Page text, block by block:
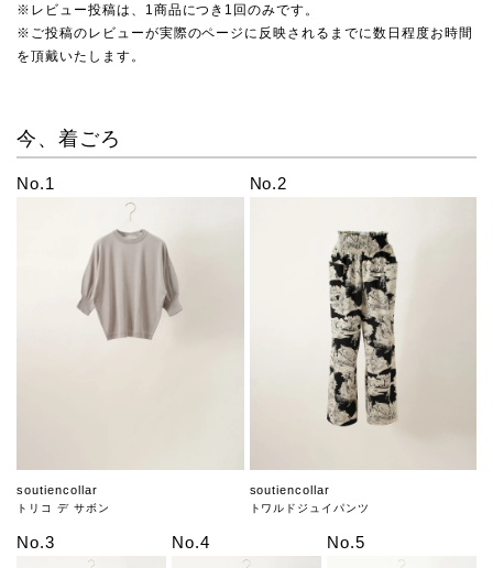
※レビュー投稿は、1商品につき1回のみです。
※ご投稿のレビューが実際のページに反映されるまでに数日程度お時間
を頂戴いたします。
今、着ごろ
No.1
soutiencollar
トリコ デ サボン
No.2
soutiencollar
トワルドジュイパンツ
No.3 No.4 No.5